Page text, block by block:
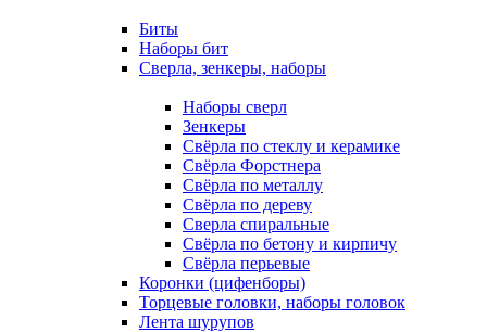
Биты
Наборы бит
Сверла, зенкеры, наборы
Наборы сверл
Зенкеры
Свёрла по стеклу и керамике
Свёрла Форстнера
Свёрла по металлу
Свёрла по дереву
Сверла спиральные
Свёрла по бетону и кирпичу
Свёрла перьевые
Коронки (цифенборы)
Торцевые головки, наборы головок
Лента шурупов